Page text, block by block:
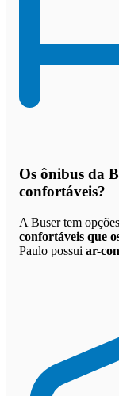
Os ônibus da
confortáveis?
A Buser tem
confortáveis que
Paulo possui ar-